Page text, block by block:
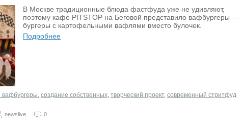
В Москве традиционные блюда фастфуда уже не удивляют,
поэтому кафе PITSTOP на Беговой представило вафбургеры —
бургеры с картофельными вафлями вместо булочек.
Подробнее
вафбургеры, создание собственных, творческий проект, современный стритфуд
newslive 0